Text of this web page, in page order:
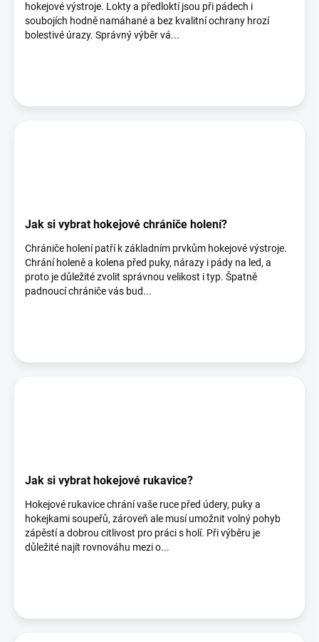
hokejové výstroje. Lokty a předloktí jsou při pádech i
soubojích hodně namáhané a bez kvalitní ochrany hrozí
bolestivé úrazy. Správný výběr vá...
Jak si vybrat hokejové chrániče holení?
Chrániče holení patří k základním prvkům hokejové výstroje.
Chrání holeně a kolena před puky, nárazy i pády na led, a
proto je důležité zvolit správnou velikost i typ. Špatně
padnoucí chrániče vás bud...
Jak si vybrat hokejové rukavice?
Hokejové rukavice chrání vaše ruce před údery, puky a
hokejkami soupeřů, zároveň ale musí umožnit volný pohyb
zápěstí a dobrou citlivost pro práci s holí. Při výběru je
důležité najít rovnováhu mezi o...